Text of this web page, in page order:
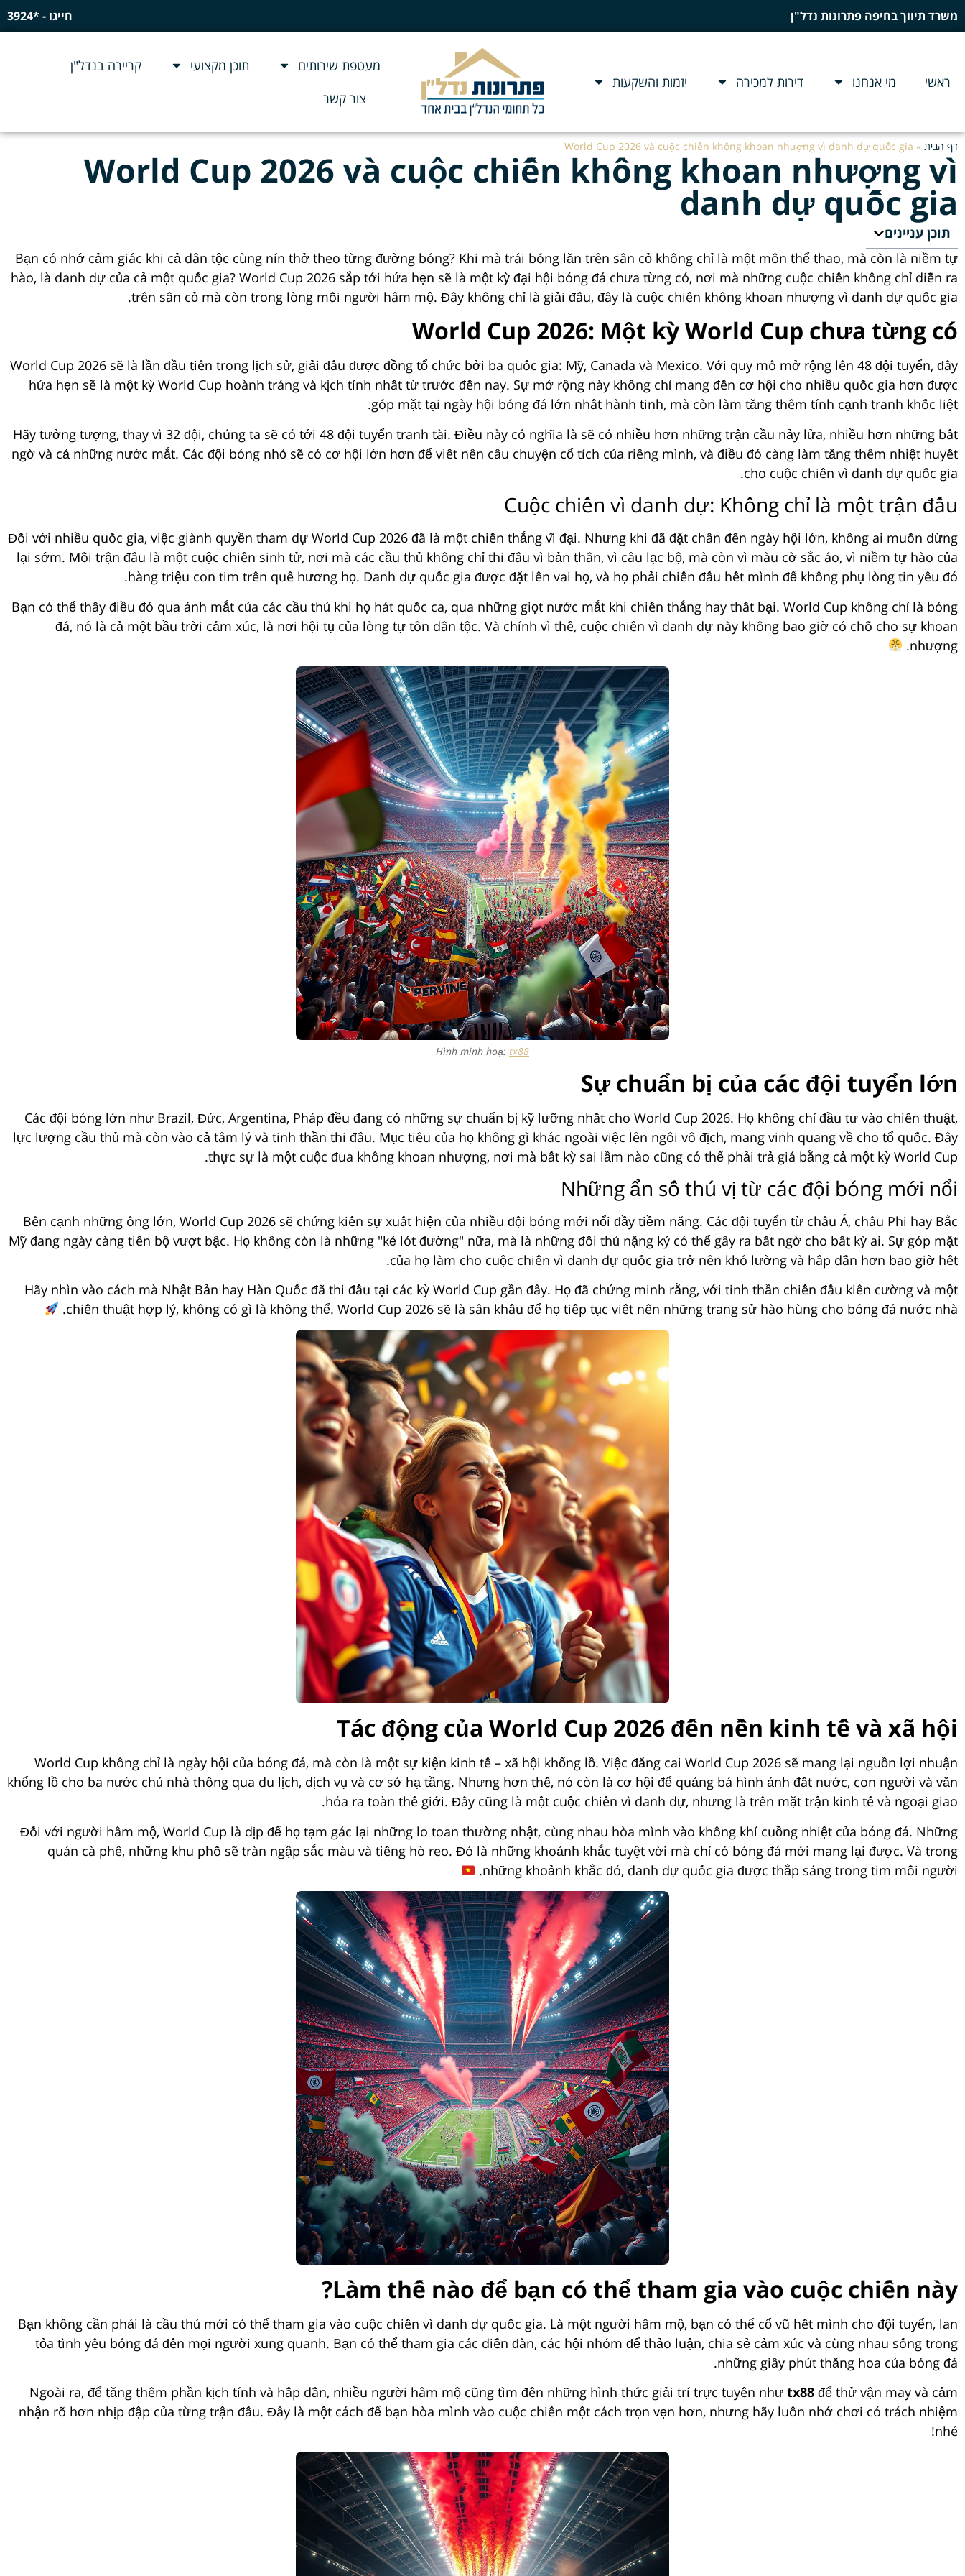
משרד תיווך בחיפה פתרונות נדל"ן חייגו - *3924
ראשי מי אנחנו דירות למכירה יזמות והשקעות
מעטפת שירותים תוכן מקצועי
קריירה בנדל"ן
צור קשר
דף הבית »
World Cup 2026 và cuộc chiến không khoan nhượng vì danh dự quốc gia
World Cup 2026 và cuộc chiến không khoan nhượng vì
danh dự quốc gia
תוכן עניינים
Bạn có nhớ cảm giác khi cả dân tộc cùng nín thở theo từng đường bóng? Khi mà trái bóng lăn trên sân cỏ không chỉ là một môn thể thao, mà còn là niềm tự
hào, là danh dự của cả một quốc gia? World Cup 2026 sắp tới hứa hẹn sẽ là một kỳ đại hội bóng đá chưa từng có, nơi mà những cuộc chiến không chỉ diễn ra
trên sân cỏ mà còn trong lòng mỗi người hâm mộ. Đây không chỉ là giải đấu, đây là cuộc chiến không khoan nhượng vì danh dự quốc gia.
World Cup 2026: Một kỳ World Cup chưa từng có
World Cup 2026 sẽ là lần đầu tiên trong lịch sử, giải đấu được đồng tổ chức bởi ba quốc gia: Mỹ, Canada và Mexico. Với quy mô mở rộng lên 48 đội tuyển, đây
hứa hẹn sẽ là một kỳ World Cup hoành tráng và kịch tính nhất từ trước đến nay. Sự mở rộng này không chỉ mang đến cơ hội cho nhiều quốc gia hơn được
góp mặt tại ngày hội bóng đá lớn nhất hành tinh, mà còn làm tăng thêm tính cạnh tranh khốc liệt.
Hãy tưởng tượng, thay vì 32 đội, chúng ta sẽ có tới 48 đội tuyển tranh tài. Điều này có nghĩa là sẽ có nhiều hơn những trận cầu nảy lửa, nhiều hơn những bất
ngờ và cả những nước mắt. Các đội bóng nhỏ sẽ có cơ hội lớn hơn để viết nên câu chuyện cổ tích của riêng mình, và điều đó càng làm tăng thêm nhiệt huyết
cho cuộc chiến vì danh dự quốc gia.
Cuộc chiến vì danh dự: Không chỉ là một trận đấu
Đối với nhiều quốc gia, việc giành quyền tham dự World Cup 2026 đã là một chiến thắng vĩ đại. Nhưng khi đã đặt chân đến ngày hội lớn, không ai muốn dừng
lại sớm. Mỗi trận đấu là một cuộc chiến sinh tử, nơi mà các cầu thủ không chỉ thi đấu vì bản thân, vì câu lạc bộ, mà còn vì màu cờ sắc áo, vì niềm tự hào của
hàng triệu con tim trên quê hương họ. Danh dự quốc gia được đặt lên vai họ, và họ phải chiến đấu hết mình để không phụ lòng tin yêu đó.
Bạn có thể thấy điều đó qua ánh mắt của các cầu thủ khi họ hát quốc ca, qua những giọt nước mắt khi chiến thắng hay thất bại. World Cup không chỉ là bóng
đá, nó là cả một bầu trời cảm xúc, là nơi hội tụ của lòng tự tôn dân tộc. Và chính vì thế, cuộc chiến vì danh dự này không bao giờ có chỗ cho sự khoan
nhượng.
Hình minh hoạ: tx88
Sự chuẩn bị của các đội tuyển lớn
Các đội bóng lớn như Brazil, Đức, Argentina, Pháp đều đang có những sự chuẩn bị kỹ lưỡng nhất cho World Cup 2026. Họ không chỉ đầu tư vào chiến thuật,
lực lượng cầu thủ mà còn vào cả tâm lý và tinh thần thi đấu. Mục tiêu của họ không gì khác ngoài việc lên ngôi vô địch, mang vinh quang về cho tổ quốc. Đây
thực sự là một cuộc đua không khoan nhượng, nơi mà bất kỳ sai lầm nào cũng có thể phải trả giá bằng cả một kỳ World Cup.
Những ẩn số thú vị từ các đội bóng mới nổi
Bên cạnh những ông lớn, World Cup 2026 sẽ chứng kiến sự xuất hiện của nhiều đội bóng mới nổi đầy tiềm năng. Các đội tuyển từ châu Á, châu Phi hay Bắc
Mỹ đang ngày càng tiến bộ vượt bậc. Họ không còn là những "kẻ lót đường" nữa, mà là những đối thủ nặng ký có thể gây ra bất ngờ cho bất kỳ ai. Sự góp mặt
của họ làm cho cuộc chiến vì danh dự quốc gia trở nên khó lường và hấp dẫn hơn bao giờ hết.
Hãy nhìn vào cách mà Nhật Bản hay Hàn Quốc đã thi đấu tại các kỳ World Cup gần đây. Họ đã chứng minh rằng, với tinh thần chiến đấu kiên cường và một
chiến thuật hợp lý, không có gì là không thể. World Cup 2026 sẽ là sân khấu để họ tiếp tục viết nên những trang sử hào hùng cho bóng đá nước nhà.
Tác động của World Cup 2026 đến nền kinh tế và xã hội
World Cup không chỉ là ngày hội của bóng đá, mà còn là một sự kiện kinh tế – xã hội khổng lồ. Việc đăng cai World Cup 2026 sẽ mang lại nguồn lợi nhuận
khổng lồ cho ba nước chủ nhà thông qua du lịch, dịch vụ và cơ sở hạ tầng. Nhưng hơn thế, nó còn là cơ hội để quảng bá hình ảnh đất nước, con người và văn
hóa ra toàn thế giới. Đây cũng là một cuộc chiến vì danh dự, nhưng là trên mặt trận kinh tế và ngoại giao.
Đối với người hâm mộ, World Cup là dịp để họ tạm gác lại những lo toan thường nhật, cùng nhau hòa mình vào không khí cuồng nhiệt của bóng đá. Những
quán cà phê, những khu phố sẽ tràn ngập sắc màu và tiếng hò reo. Đó là những khoảnh khắc tuyệt vời mà chỉ có bóng đá mới mang lại được. Và trong
những khoảnh khắc đó, danh dự quốc gia được thắp sáng trong tim mỗi người.
Làm thế nào để bạn có thể tham gia vào cuộc chiến này?
Bạn không cần phải là cầu thủ mới có thể tham gia vào cuộc chiến vì danh dự quốc gia. Là một người hâm mộ, bạn có thể cổ vũ hết mình cho đội tuyển, lan
tỏa tình yêu bóng đá đến mọi người xung quanh. Bạn có thể tham gia các diễn đàn, các hội nhóm để thảo luận, chia sẻ cảm xúc và cùng nhau sống trong
những giây phút thăng hoa của bóng đá.
Ngoài ra, để tăng thêm phần kịch tính và hấp dẫn, nhiều người hâm mộ cũng tìm đến những hình thức giải trí trực tuyến như tx88 để thử vận may và cảm
nhận rõ hơn nhịp đập của từng trận đấu. Đây là một cách để bạn hòa mình vào cuộc chiến một cách trọn vẹn hơn, nhưng hãy luôn nhớ chơi có trách nhiệm
nhé!